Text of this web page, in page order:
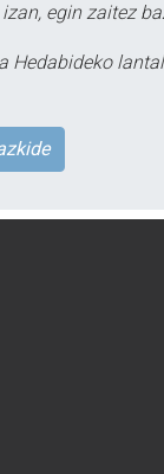
egin zaitez
Hedabideko